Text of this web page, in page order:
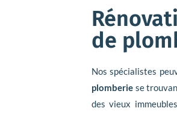
de
Nos spécialistes
plomberie se
des vieux